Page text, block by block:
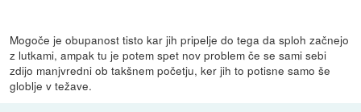
Mogoče je obupanost tisto kar jih pripelje do tega da sploh začnejo
z lutkami, ampak tu je potem spet nov problem če se sami sebi
zdijo manjvredni ob takšnem početju, ker jih to potisne samo še
globlje v težave.